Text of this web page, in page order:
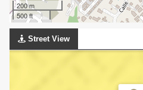
200 m
500 ft
Street View